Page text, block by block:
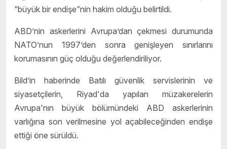
“büyük bir endişe”nin hakim olduğu belirtildi.
ABD’nin askerlerini Avrupa’dan çekmesi durumunda
NATO’nun 1997’den sonra genişleyen sınırlarını
korumasının güç olduğu değerlendiriliyor.
Bild’in haberinde Batılı güvenlik servislerinin ve
siyasetçilerin, Riyad'da yapılan müzakerelerin
Avrupa'nın büyük bölümündeki ABD askerlerinin
varlığına son verilmesine yol açabileceğinden endişe
ettiği öne sürüldü.